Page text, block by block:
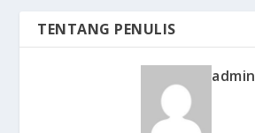
TENTANG PENULIS
admin